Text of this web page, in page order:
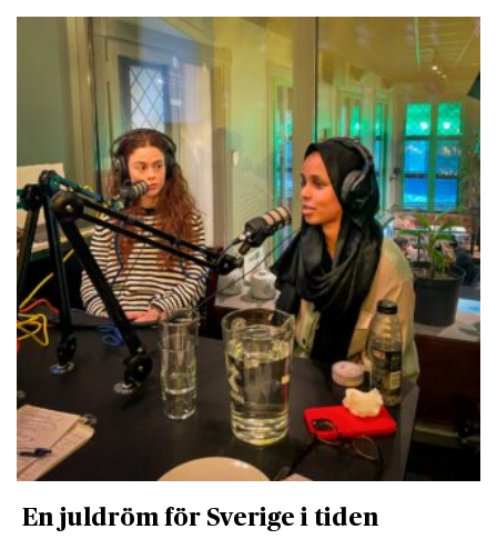
En juldröm för Sverige i tiden